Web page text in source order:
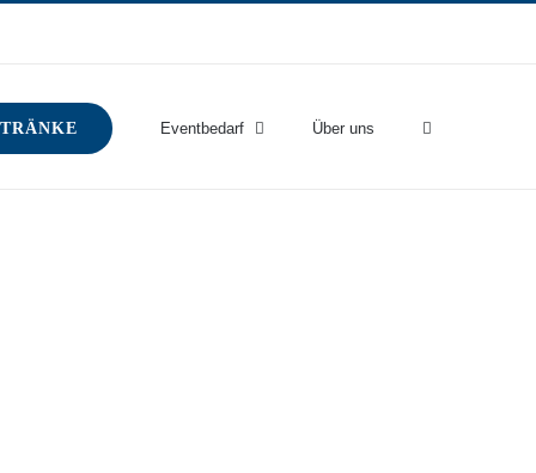
Eventbedarf Über uns